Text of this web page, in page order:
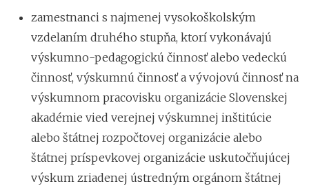
zamestnanci s najmenej vysokoškolským
vzdelaním druhého stupňa, ktorí vykonávajú
výskumno-pedagogickú činnosť alebo vedeckú
činnosť, výskumnú činnosť a vývojovú činnosť na
výskumnom pracovisku organizácie Slovenskej
akadémie vied verejnej výskumnej inštitúcie
alebo štátnej rozpočtovej organizácie alebo
štátnej príspevkovej organizácie uskutočňujúcej
výskum zriadenej ústredným orgánom štátnej